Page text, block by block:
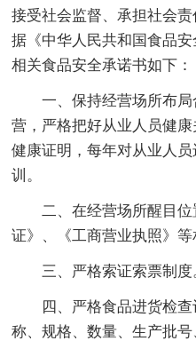
接受社会监督、承担社会
据《中华人民共和国食品
相关食品安全承诺书如下：
一、保持经营场所布
营，严格把好从业人员健
健康证明，每年对从业人
训。
二、在经营场所醒目
证》、《工商营业执照》等
三、严格索证索票制度
四、严格食品进货检
称、规格、数量、生产批